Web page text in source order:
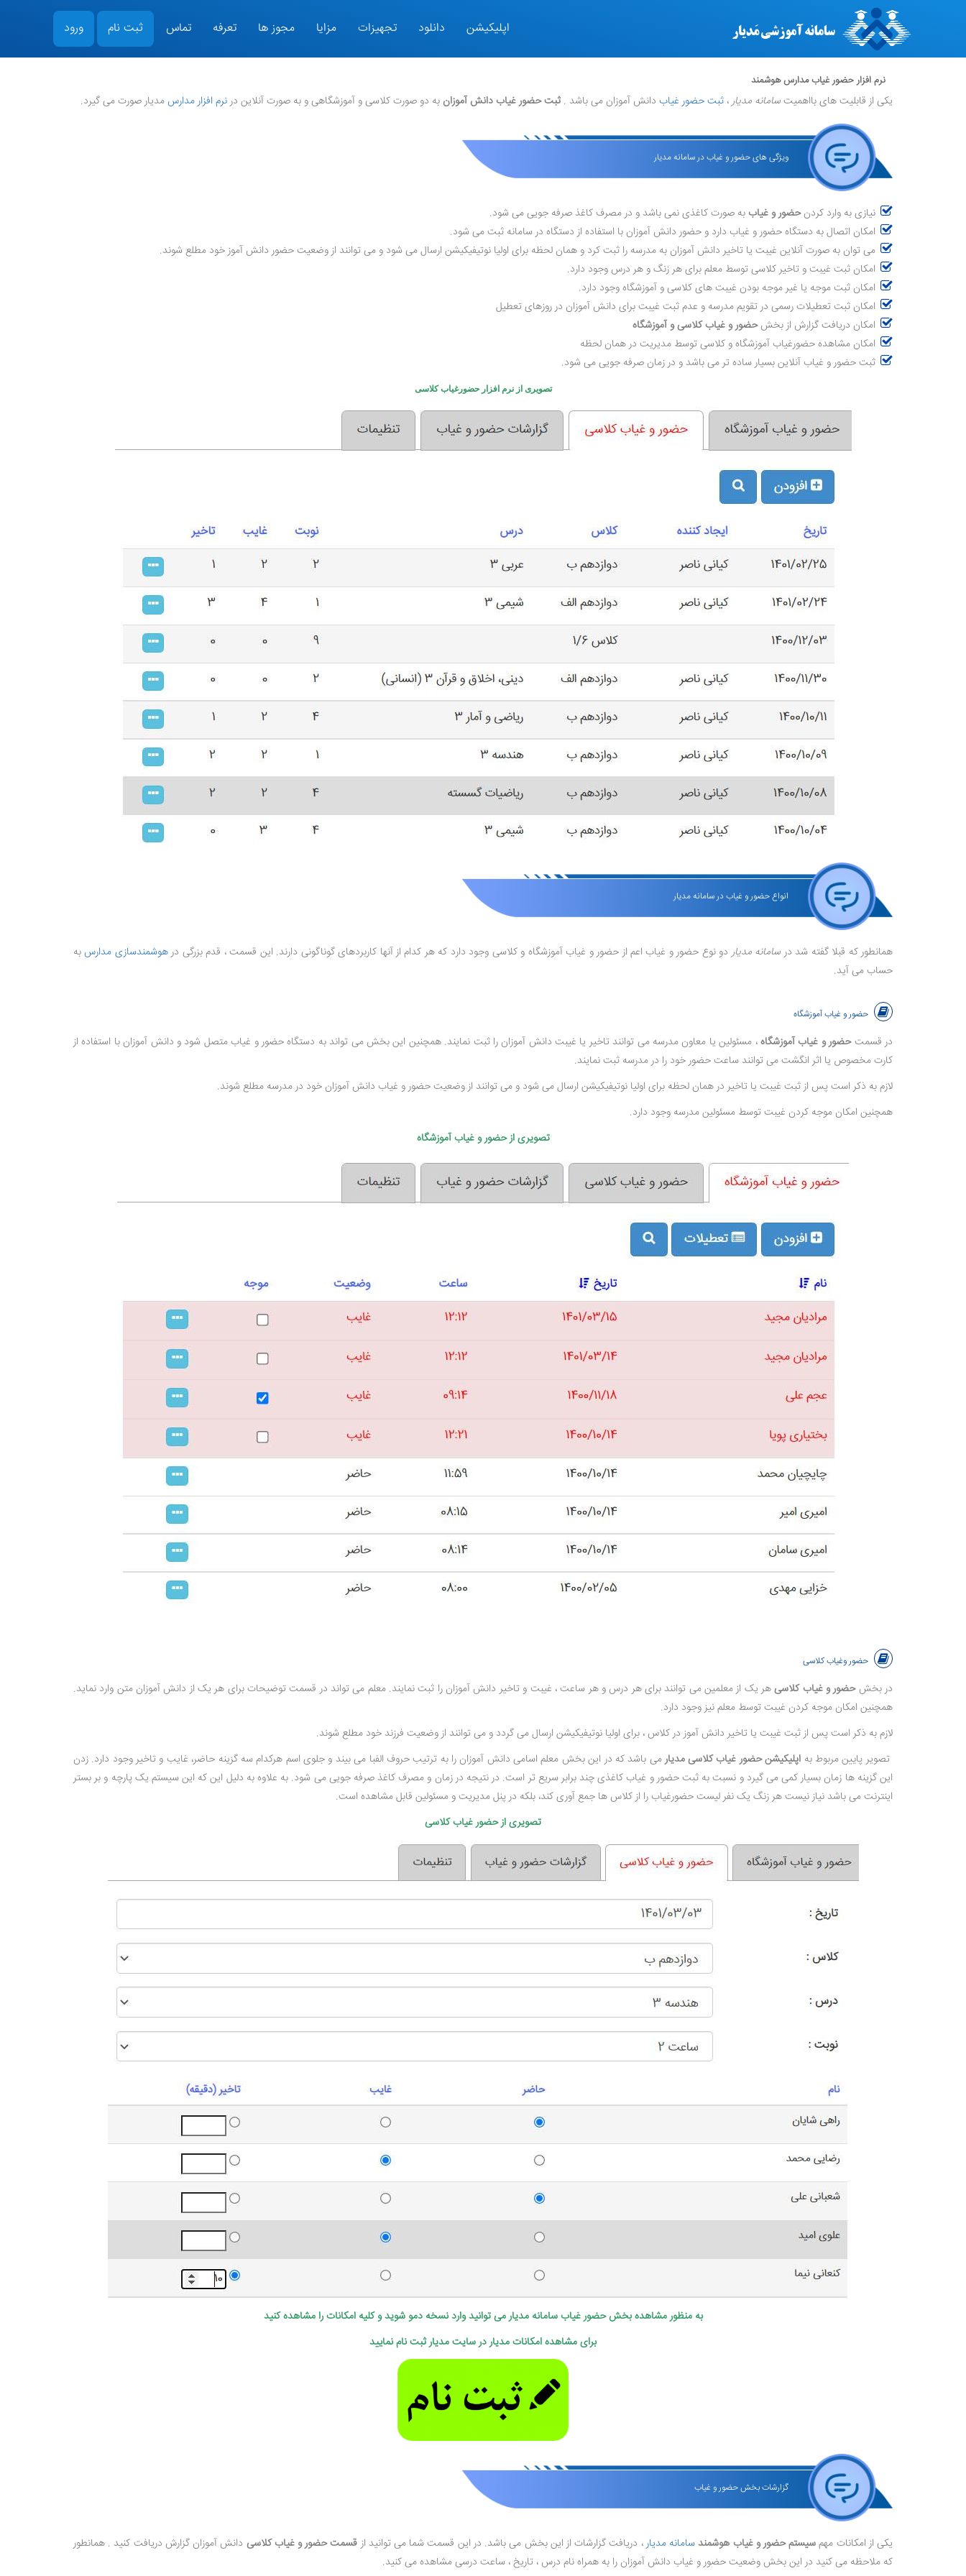
اپلیکیشن دانلود تجهیزات مزایا مجوز ها تعرفه تماس ثبت نام ورود
نرم افزار حضور غیاب مدارس هوشمند
یکی از قابلیت های بااهمیتسامانه مدیار، ثبت حضور غیاب دانش آموزان می باشد .ثبت حضور غیاب دانش آموزان به دو صورت کلاسی و آموزشگاهی و به صورت آنلاین درنرم افزار مدارسمدیار صورت می گیرد.
ویژگی های حضور و غیاب در سامانه مدیار
نیازی به وارد کردنحضور و غیاببه صورت کاغذی نمی باشد و در مصرف کاغذ صرفه جویی می شود.
امکان اتصال به دستگاه حضور و غیاب دارد و حضور دانش آموزان با استفاده از دستگاه در سامانه ثبت می شود.
می توان به صورت آنلاین غیبت یا تاخیر دانش آموزان به مدرسه را ثبت کرد و همان لحظه برای اولیا نوتیفیکیشن ارسال می شود و می توانند از وضعیت حضور دانش آموز خود مطلع شوند.
امکان ثبت غیبت و تاخیر کلاسی توسط معلم برای هر زنگ و هر درس وجود دارد.
امکان ثبت موجه یا غیر موجه بودن غیبت های کلاسی و آموزشگاه وجود دارد.
امکان ثبت تعطیلات رسمی در تقویم مدرسه و عدم ثبت غیبت برای دانش آموزان در روزهای تعطیل
امکان دریافت گزارش از بخشحضور و غیاب کلاسی و آموزشگاه
امکان مشاهده حضورغیاب آموزشگاه و کلاسی توسط مدیریت در همان لحظه
ثبت حضور و غیاب آنلاین بسیار ساده تر می باشد و در زمان صرفه جویی می شود.
تصویری از نرم افزار حضورغیاب کلاسی
انواع حضور و غیاب در سامانه مدیار
همانطور که قبلا گفته شد در سامانه مدیاردو نوع حضور و غیاب اعم از حضور و غیاب آموزشگاه و کلاسی وجود دارد که هر کدام از آنها کاربردهای گوناگونی دارند. این قسمت ، قدم بزرگی درهوشمندسازی مدارسبه
حساب می آید.
حضور و غیاب آموزشگاه
در قسمتحضور و غیاب آموزشگاه، مسئولین یا معاون مدرسه می توانند تاخیر یا غیبت دانش آموزان را ثبت نمایند. همچنین این بخش می تواند به دستگاه حضور و غیاب متصل شود و دانش آموزان با استفاده از
کارت مخصوص یا اثر انگشت می توانند ساعت حضور خود را در مدرسه ثبت نمایند.
لازم به ذکر است پس از ثبت غیبت یا تاخیر در همان لحظه برای اولیا نوتیفیکیشن ارسال می شود و می توانند از وضعیت حضور و غیاب دانش آموزان خود در مدرسه مطلع شوند.
همچنین امکان موجه کردن غیبت توسط مسئولین مدرسه وجود دارد.
تصویری از حضور و غیاب آموزشگاه
حضور وغیاب کلاسی
در بخشحضور و غیاب کلاسیهر یک از معلمین می توانند برای هر درس و هر ساعت ، غیبت و تاخیر دانش آموزان را ثبت نمایند. معلم می تواند در قسمت توضیحات برای هر یک از دانش آموزان متن وارد نماید.
همچنین امکان موجه کردن غیبت توسط معلم نیز وجود دارد.
لازم به ذکر است پس از ثبت غیبت یا تاخیر دانش آموز در کلاس ، برای اولیا نوتیفیکیشن ارسال می گردد و می توانند از وضعیت فرزند خود مطلع شوند.
تصویر پایین مربوط به اپلیکیشن حضور غیاب کلاسی مدیارمی باشد که در این بخش معلم اسامی دانش آموزان را به ترتیب حروف الفبا می بیند و جلوی اسم هرکدام سه گزینه حاضر، غایب و تاخیر وجود دارد. زدن
این گزینه ها زمان بسیار کمی می گیرد و نسبت به ثبت حضور و غیاب کاغذی چند برابر سریع تر است. در نتیجه در زمان و مصرف کاغذ صرفه جویی می شود. به علاوه به دلیل این که این سیستم یک پارچه و بر بستر
اینترنت می باشد نیاز نیست هر زنگ یک نفر لیست حضورغیاب را از کلاس ها جمع آوری کند، بلکه در پنل مدیریت و مسئولین قابل مشاهده است.
تصویری از حضور غیاب کلاسی
به منظور مشاهده بخش حضور غیاب سامانه مدیار می توانید وارد نسخه دمو شوید و کلیه امکانات را مشاهده کنید
برای مشاهده امکانات مدیار در سایت مدیار ثبت نام نمایید
گزارشات بخش حضور و غیاب
یکی از امکانات مهمسیستم حضور و غیاب هوشمندسامانه مدیار، دریافت گزارشات از این بخش می باشد. در این قسمت شما می توانید از قسمت حضور و غیاب کلاسی دانش آموزان گزارش دریافت کنید . همانطور
که ملاحظه می کنید در این بخش وضعیت حضور و غیاب دانش آموزان را به همراه نام درس ، تاریخ ، ساعت درسی مشاهده می کنید.